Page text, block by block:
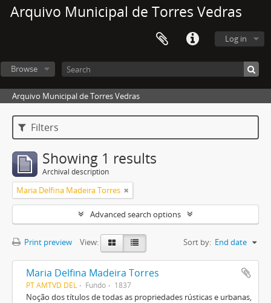
Arquivo Municipal de Torres Vedras
Log in
Browse
Arquivo Municipal de Torres Vedras
Filters
Showing 1 results
Archival description
Maria Delfina Madeira Torres
Advanced search options
Print preview View: Sort by: End date
Maria Delfina Madeira Torres
PT AMTVD DEL Fundo 1837
Noção dos títulos de todas as propriedades rústicas e urbanas,